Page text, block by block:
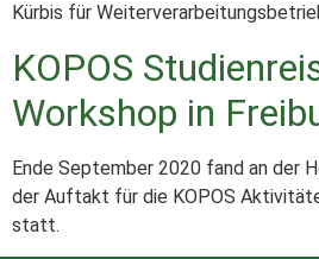
Kürbis für
KOPOS
Workshop in
Ende September 2020 fand an der
der Auftakt für die KOPOS
statt.